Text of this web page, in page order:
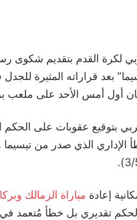
لكرة القدم بتقديم شكوى
بعد قراراته المثيرة
أول أمس الأحد على ملعب
بتوقيع عقوبات على الحكم
الإداري الذي صدر من
إعادة مباراة الزمالك
تقديري بل خطأ مُتعمد في